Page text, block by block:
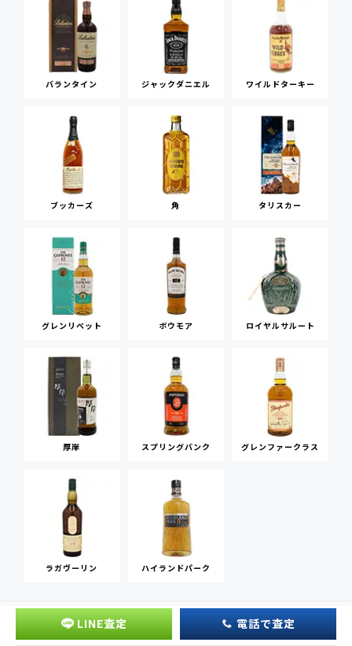
バランタイン ジャックダニエル ワイルドターキー
ブッカーズ 角 タリスカー
グレンリベット ボウモア ロイヤルサルート
厚岸 スプリングバンク グレンファークラス
ラガヴーリン ハイランドパーク
LINE査定 電話で査定